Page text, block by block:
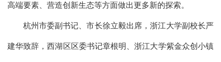
高端要素、营造创新生态等方面做出更多新的探索。
杭州市委副书记、市长徐立毅出席，浙江大学副校长严
建华致辞，西湖区区委书记章根明、浙江大学紫金众创小镇